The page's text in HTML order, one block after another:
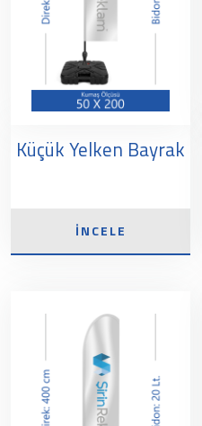
Küçük Yelken Bayrak
İNCELE